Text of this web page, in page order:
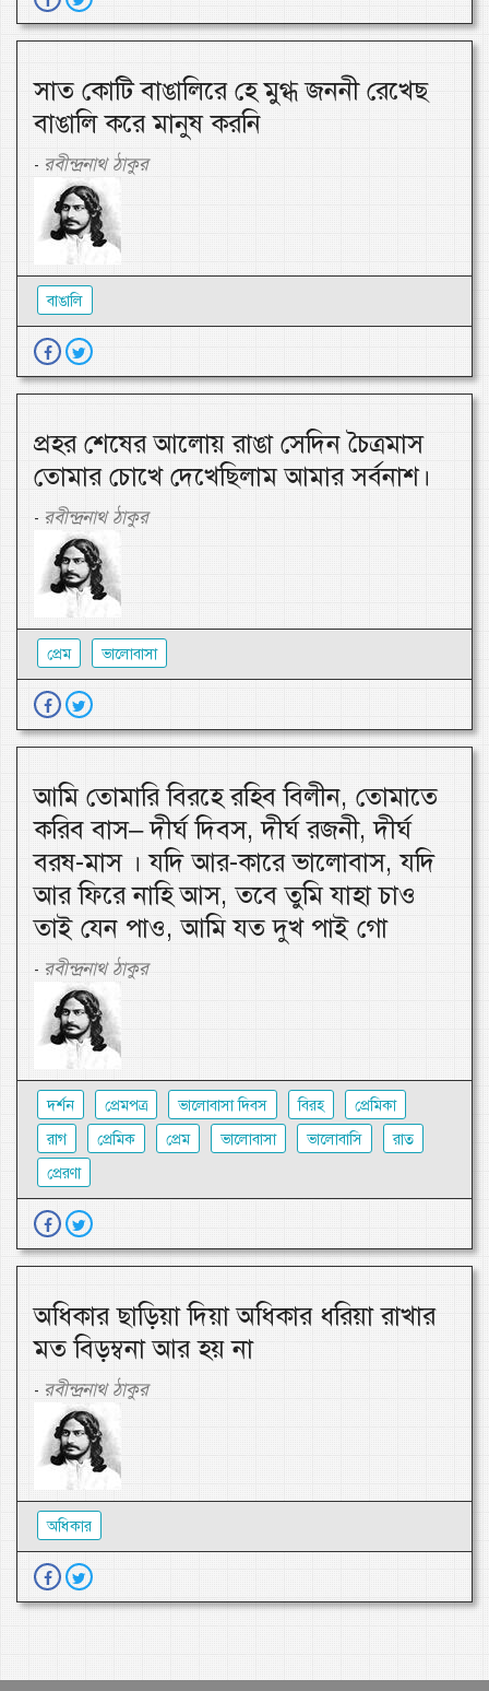
সাত কোটি বাঙালিরে হে মুগ্ধ জননী রেখেছ
বাঙালি করে মানুষ করনি
- রবীন্দ্রনাথ ঠাকুর
বাঙালি
প্রহর শেষের আলোয় রাঙা সেদিন চৈত্রমাস
তোমার চোখে দেখেছিলাম আমার সর্বনাশ।
- রবীন্দ্রনাথ ঠাকুর
প্রেম ভালোবাসা
আমি তোমারি বিরহে রহিব বিলীন, তোমাতে
করিব বাস– দীর্ঘ দিবস, দীর্ঘ রজনী, দীর্ঘ
বরষ-মাস । যদি আর-কারে ভালোবাস, যদি
আর ফিরে নাহি আস, তবে তুমি যাহা চাও
তাই যেন পাও, আমি যত দুখ পাই গো
- রবীন্দ্রনাথ ঠাকুর
দর্শন প্রেমপত্র ভালোবাসা দিবস বিরহ
প্রেমিকা
রাগ
প্রেমিক প্রেম ভালোবাসা ভালোবাসি
রাত
প্রেরণা
অধিকার ছাড়িয়া দিয়া অধিকার ধরিয়া রাখার
মত বিড়ম্বনা আর হয় না
- রবীন্দ্রনাথ ঠাকুর
অধিকার